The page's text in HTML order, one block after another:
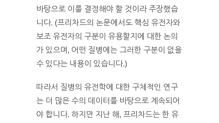
바탕으로 이를 결정해야 할 것이라 주장했습
니다. (프리차드의 논문에서도 핵심 유전자와
보조 유전자의 구분이 유용할지에 대한 논의
가 있으며, 어떤 질병에는 그러한 구분이 없을
수 있다는 내용이 있습니다.)
따라서 질병의 유전학에 대한 구체적인 연구
는 더 많은 수의 데이터를 바탕으로 계속되어
야 합니다. 하지만 지난 해, 프리차드는 한 유